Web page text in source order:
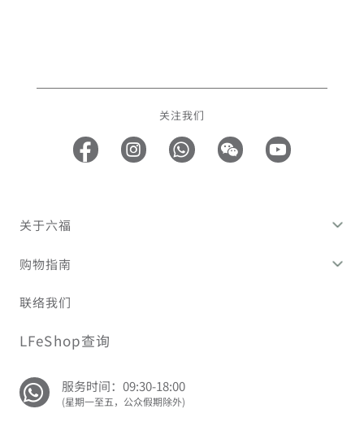
关注我们
关于六福
购物指南
联络我们
LFeShop查询
服务时间：09:30-18:00
(星期一至五，公众假期除外)